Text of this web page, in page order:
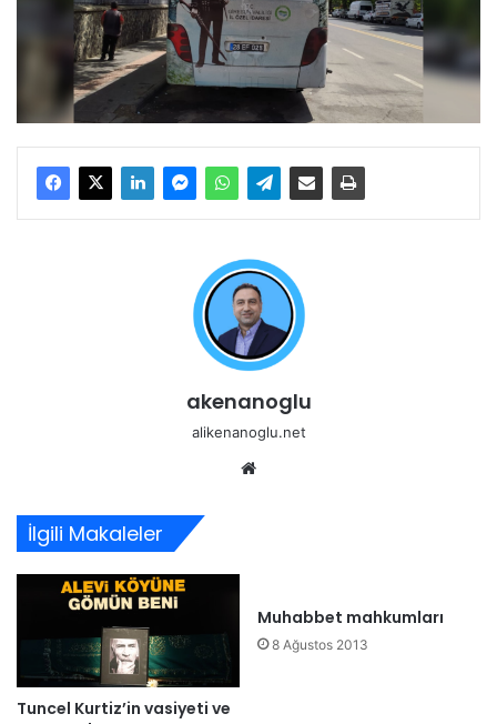
akenanoglu
alikenanoglu.net
İlgili Makaleler
Tuncel Kurtiz’in vasiyeti ve
Muhabbet mahkumları
8 Ağustos 2013